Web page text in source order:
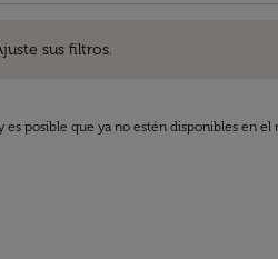
sus filtros.
posible que ya no estén disponibles en